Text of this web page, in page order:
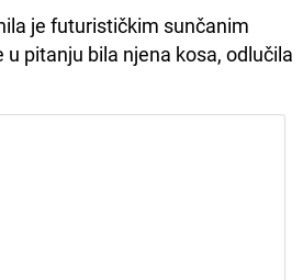
je futurističkim sunčanim
u pitanju bila njena kosa, odlučila